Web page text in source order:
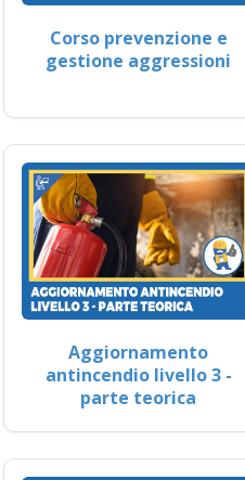
Corso prevenzione e
gestione aggressioni
Aggiornamento
antincendio livello 3 -
parte teorica